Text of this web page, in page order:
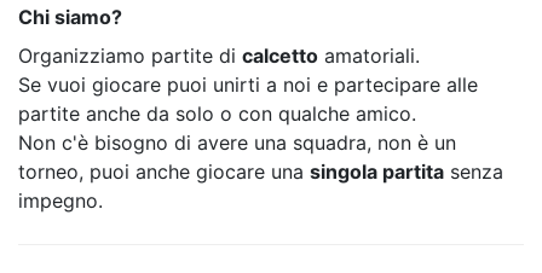
Chi siamo?
Organizziamo partite di calcetto amatoriali.
Se vuoi giocare puoi unirti a noi e partecipare alle
partite anche da solo o con qualche amico.
Non c'è bisogno di avere una squadra, non è un
torneo, puoi anche giocare una singola partita senza
impegno.